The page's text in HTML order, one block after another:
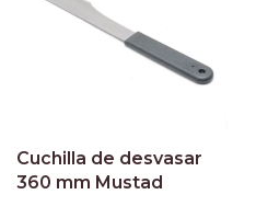
Cuchilla de desvasar
360 mm Mustad